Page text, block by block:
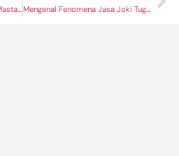
Selesaikan Tugasmu Dengan Mastahtugas, Biarkan Kamu Mengembangkan Diri Mengenal Fenomena Jasa Joki Tugas : Pro dan Kontra